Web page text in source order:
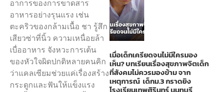
อาการของการขาดสาร
อาหารอย่างรุนแรง เช่น
ตะคริวของกล้ามเนื้อ ชา รู้สึก
เสียวซ่าที่นิ้ว ความเหนื่อยล้า
เบื่ออาหาร จังหวะการเต้น
ของหัวใจผิดปกติหลายคนคิก
ว่าแคลเซียมช่วยแค่เรื่องสร้าง
กระดูกและฟันให้แข็งแรง
เมื่อเด็กเครียดจนไม่มีใครมอง
เห็น? บทเรียนเรื่องสุขภาพจิตเด็ก
ที่สังคมไม่ควรมองข้าม จาก
เหตุการณ์ เด็กม.3 กราดยิง